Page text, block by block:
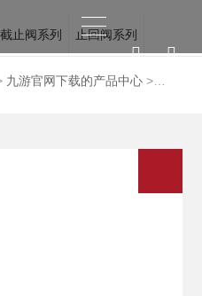
截止阀系列 止回阀系列
列 水力控制阀系列
九游官网下载的产品中心 >